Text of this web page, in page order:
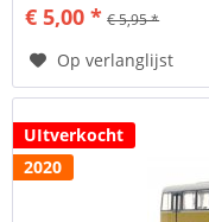
€ 5,00 * € 5,95 *
Op verlanglijst
UItverkocht
2020